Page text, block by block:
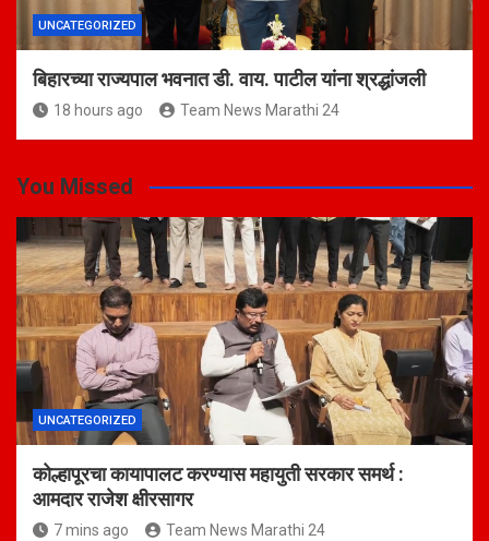
UNCATEGORIZED
बिहारच्या राज्यपाल भवनात डी. वाय. पाटील यांना श्रद्धांजली
18 hours ago Team News Marathi 24
You Missed
UNCATEGORIZED
कोल्हापूरचा कायापालट करण्यास महायुती सरकार समर्थ :
आमदार राजेश क्षीरसागर
7 mins ago Team News Marathi 24